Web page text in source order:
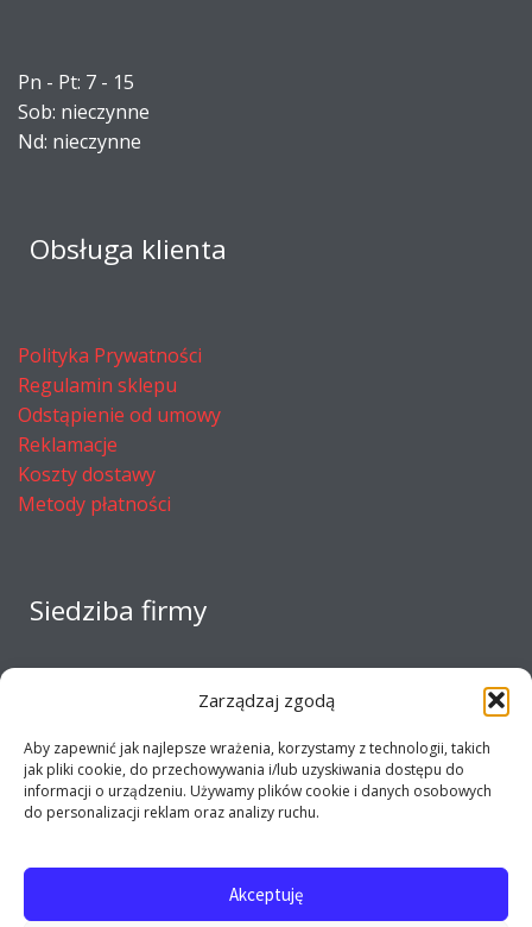
Zarządzaj zgodą
Aby zapewnić jak najlepsze wrażenia, korzystamy z technologii, takich
jak pliki cookie, do przechowywania i/lub uzyskiwania dostępu do
informacji o urządzeniu. Używamy plików cookie i danych osobowych
do personalizacji reklam oraz analizy ruchu.
Akceptuję
Pn - Pt: 7 - 15
Sob: nieczynne
Nd: nieczynne
Obsługa klienta
Polityka Prywatności
Regulamin sklepu
Odstąpienie od umowy
Reklamacje
Koszty dostawy
Metody płatności
Siedziba firmy